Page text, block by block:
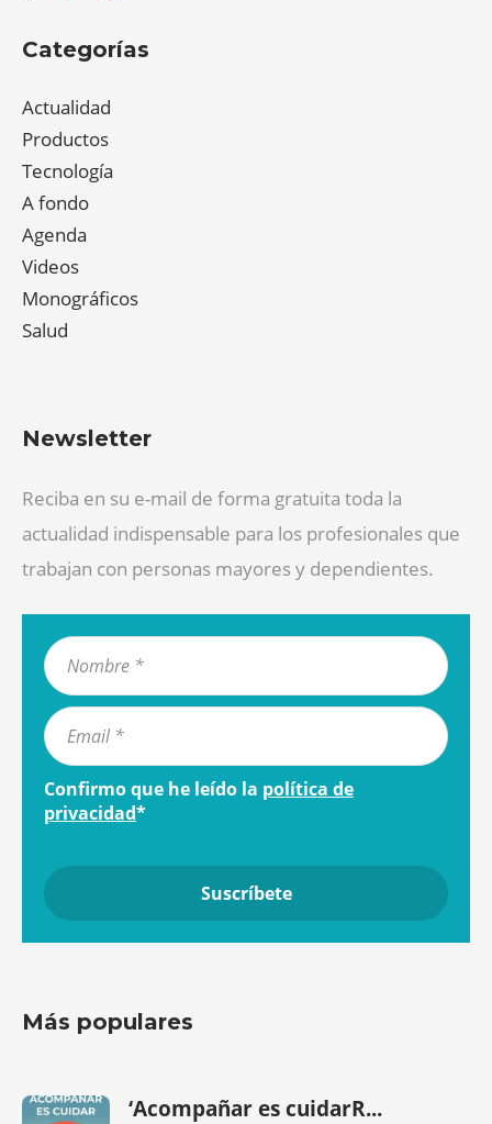
Categorías
Actualidad
Productos
Tecnología
A fondo
Agenda
Videos
Monográficos
Salud
Newsletter
Reciba en su e-mail de forma gratuita toda la
actualidad indispensable para los profesionales que
trabajan con personas mayores y dependientes.
Confirmo que he leído la política de
privacidad*
Más populares
‘Acompañar es cuidarR...